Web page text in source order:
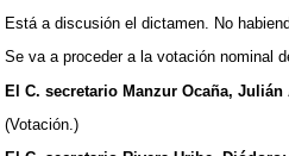
Está a discusión el dictamen. No
Se va a proceder a la votación nominal
El C. secretario Manzur Ocaña, Julián
(Votación.)